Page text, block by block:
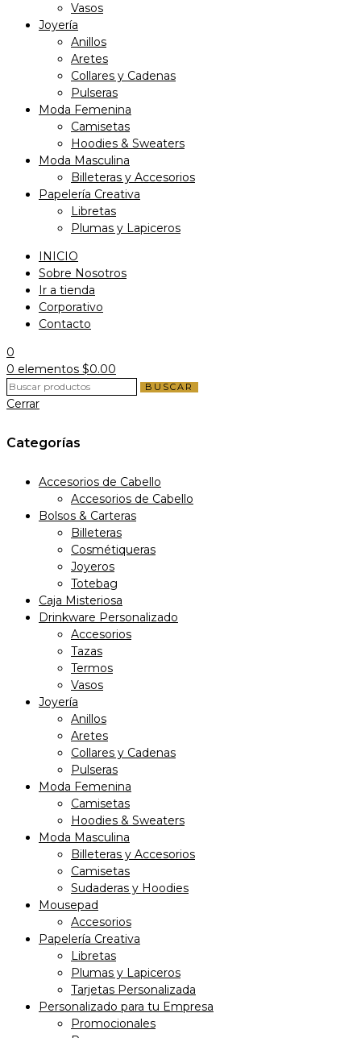
Vasos
Joyería
Anillos
Aretes
Collares y Cadenas
Pulseras
Moda Femenina
Camisetas
Hoodies & Sweaters
Moda Masculina
Billeteras y Accesorios
Papelería Creativa
Libretas
Plumas y Lapiceros
INICIO
Sobre Nosotros
Ir a tienda
Corporativo
Contacto
0
0 elementos $0.00
BUSCAR
Cerrar
Categorías
Accesorios de Cabello
Accesorios de Cabello
Bolsos & Carteras
Billeteras
Cosmétiqueras
Joyeros
Totebag
Caja Misteriosa
Drinkware Personalizado
Accesorios
Tazas
Termos
Vasos
Joyería
Anillos
Aretes
Collares y Cadenas
Pulseras
Moda Femenina
Camisetas
Hoodies & Sweaters
Moda Masculina
Billeteras y Accesorios
Camisetas
Sudaderas y Hoodies
Mousepad
Accesorios
Papelería Creativa
Libretas
Plumas y Lapiceros
Tarjetas Personalizada
Personalizado para tu Empresa
Promocionales